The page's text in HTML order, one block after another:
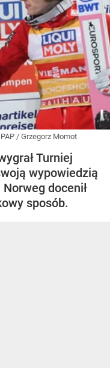
PAP / Grzegorz Momot
Turniej
wypowiedzią
docenił
sposób.